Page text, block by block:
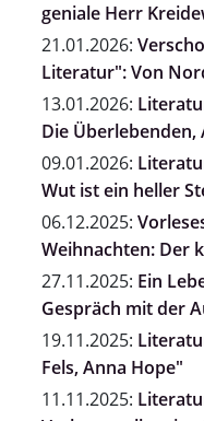
geniale Herr
21.01.2026:
Literatur": Von
13.01.2026:
Die Überlebenden,
09.01.2026:
Wut ist ein heller
06.12.2025:
Weihnachten: Der
27.11.2025: Ein
Gespräch mit der
19.11.2025:
Fels, Anna Hope"
11.11.2025: